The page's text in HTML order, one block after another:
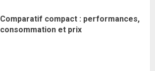
Comparatif compact : performances,
consommation et prix